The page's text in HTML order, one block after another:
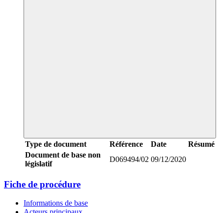
Type de document Référence Date
Résumé
Document de base non
législatif
D069494/02 09/12/2020
Fiche de procédure
Informations de base